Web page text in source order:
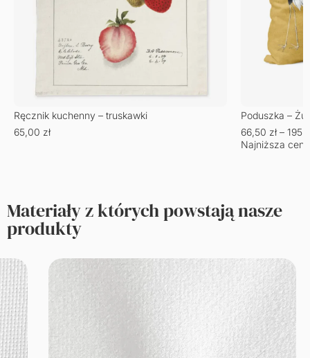
Ręcznik kuchenny – truskawki
65,00zł
66,50zł –
Najniższa
produkty